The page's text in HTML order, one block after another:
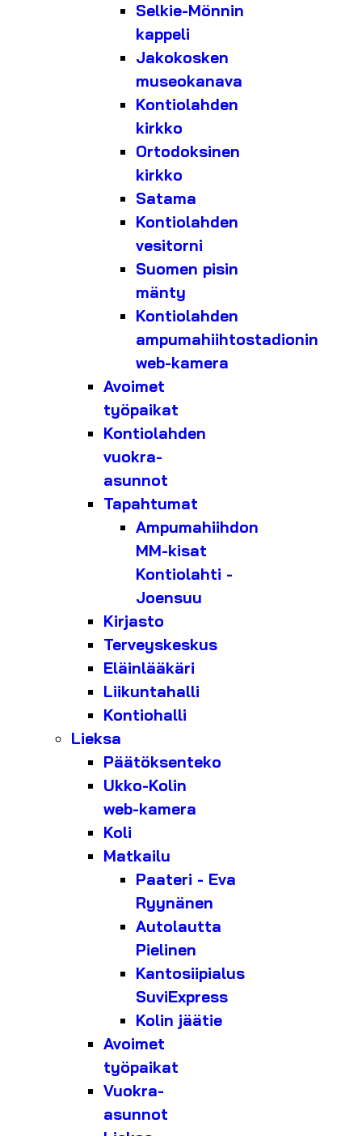
Selkie-Mönnin
kappeli
Jakokosken
museokanava
Kontiolahden
kirkko
Ortodoksinen
kirkko
Satama
Kontiolahden
vesitorni
Suomen pisin
mänty
Kontiolahden
ampumahiihtostadionin
web-kamera
Avoimet
työpaikat
Kontiolahden
vuokra-
asunnot
Tapahtumat
Ampumahiihdon
MM-kisat
Kontiolahti -
Joensuu
Kirjasto
Terveyskeskus
Eläinlääkäri
Liikuntahalli
Kontiohalli
Lieksa
Päätöksenteko
Ukko-Kolin
web-kamera
Koli
Matkailu
Paateri - Eva
Ryynänen
Autolautta
Pielinen
Kantosiipialus
SuviExpress
Kolin jäätie
Avoimet
työpaikat
Vuokra-
asunnot